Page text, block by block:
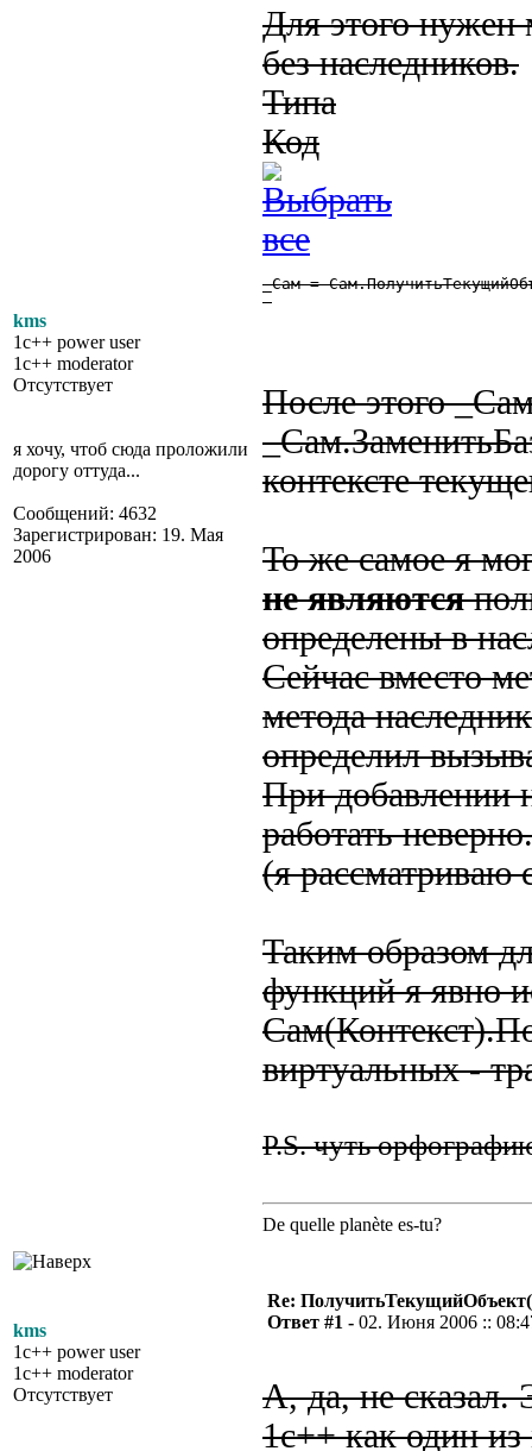
kms
1c++ power user
1c++ moderator
Отсутствует
я хочу, чтоб сюда проложили
дорогу оттуда...
Сообщений: 4632
Зарегистрирован: 19. Мая
2006
Для этого нужен
без наследников.
Типа
Код
_Сам =
После этого
контексте
То же самое я
не являются
определены в
Сейчас вместо
метода
определил
При добавлении
работать
(я рассматриваю
Таким образом
функций я явно
виртуальных -
P.S. чуть
De quelle planète es-tu?
kms
1c++ power user
1c++ moderator
Отсутствует
Re:
Ответ #1 - 02. Июня 2006 ::
А, да, не сказал.
1с++ как один